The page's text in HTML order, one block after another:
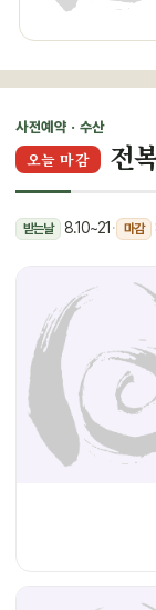
사전예약 · 수산
오늘 마감 전
받는날 8.10~21 · 마감